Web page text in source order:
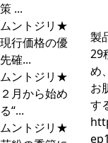
策 ...
ムントジリ★
現行価格の優
先確...
ムントジリ★
２月から始め
る“...
ムントジリ★
製
29
め
お
す